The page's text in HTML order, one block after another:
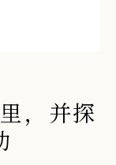
，并探